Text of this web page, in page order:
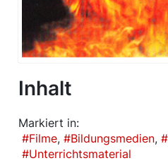
Inhalt
Markiert in:
Filme
Bildungsmedien
Unterrichtsmaterial